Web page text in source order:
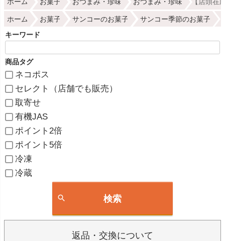
ホーム お菓子 おつまみ・珍味 おつまみ・珍味 【店頭
ホーム お菓子 サンコーのお菓子 サンコー季節のお菓子
キーワード
商品タグ
ネコポス
セレクト（店舗でも販売）
取寄せ
有機JAS
ポイント2倍
ポイント5倍
冷凍
冷蔵
検索
返品・交換について